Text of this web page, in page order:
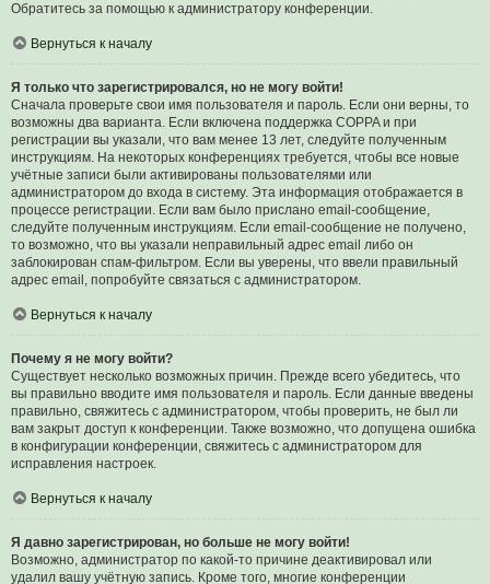
Обратитесь за помощью к администратору конференции.
Вернуться к началу
Я только что зарегистрировался, но не могу войти!
Сначала проверьте свои имя пользователя и пароль. Если они верны, то
возможны два варианта. Если включена поддержка COPPA и при
регистрации вы указали, что вам менее 13 лет, следуйте полученным
инструкциям. На некоторых конференциях требуется, чтобы все новые
учётные записи были активированы пользователями или
администратором до входа в систему. Эта информация отображается в
процессе регистрации. Если вам было прислано email-сообщение,
следуйте полученным инструкциям. Если email-сообщение не получено,
то возможно, что вы указали неправильный адрес email либо он
заблокирован спам-фильтром. Если вы уверены, что ввели правильный
адрес email, попробуйте связаться с администратором.
Вернуться к началу
Почему я не могу войти?
Существует несколько возможных причин. Прежде всего убедитесь, что
вы правильно вводите имя пользователя и пароль. Если данные введены
правильно, свяжитесь с администратором, чтобы проверить, не был ли
вам закрыт доступ к конференции. Также возможно, что допущена ошибка
в конфигурации конференции, свяжитесь с администратором для
исправления настроек.
Вернуться к началу
Я давно зарегистрирован, но больше не могу войти!
Возможно, администратор по какой-то причине деактивировал или
удалил вашу учётную запись. Кроме того, многие конференции